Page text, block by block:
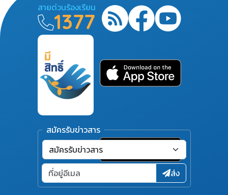
สายด่วนร้องเรียน
1377
สมัครรับข่าวสาร
ส่ง